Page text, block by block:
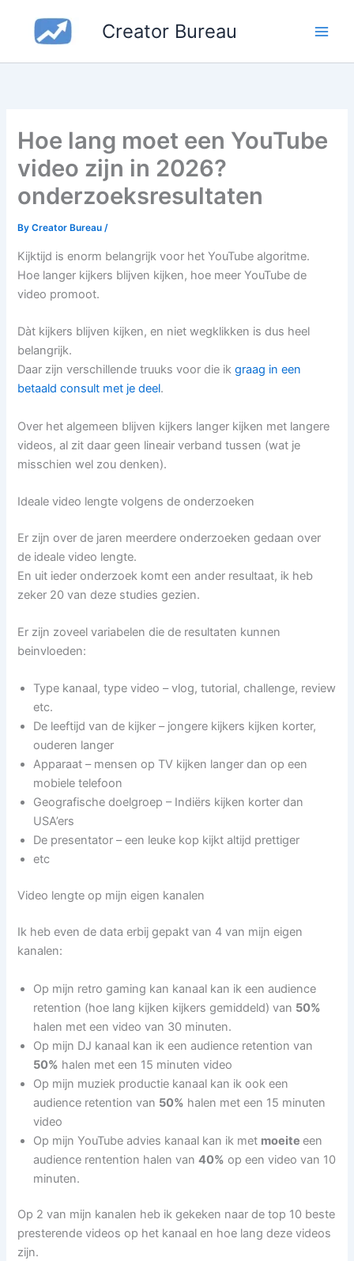
content
Creator Bureau
Hoe lang moet een YouTube
video zijn in 2026?
onderzoeksresultaten
ByCreator Bureau/
Kijktijd is enorm belangrijk voor het YouTube algoritme.
Hoe langer kijkers blijven kijken, hoe meer YouTube de
video promoot.
Dàt kijkers blijven kijken, en niet wegklikken is dus heel
belangrijk.
Daar zijn verschillende truuks voor die ikgraag in een
betaald consult met je deel.
Over het algemeen blijven kijkers langer kijken met langere
videos, al zit daar geen lineair verband tussen (wat je
misschien wel zou denken).
Ideale video lengte volgens de onderzoeken
Er zijn over de jaren meerdere onderzoeken gedaan over
de ideale video lengte.
En uit ieder onderzoek komt een ander resultaat, ik heb
zeker 20 van deze studies gezien.
Er zijn zoveel variabelen die de resultaten kunnen
beinvloeden:
Type kanaal, type video – vlog, tutorial, challenge, review
etc.
De leeftijd van de kijker – jongere kijkers kijken korter,
ouderen langer
Apparaat – mensen op TV kijken langer dan op een
mobiele telefoon
Geografische doelgroep – Indiërs kijken korter dan
USA’ers
De presentator – een leuke kop kijkt altijd prettiger
etc
Video lengte op mijn eigen kanalen
Ik heb even de data erbij gepakt van 4 van mijn eigen
kanalen:
Op mijn retro gaming kan kanaal kan ik een audience
retention (hoe lang kijken kijkers gemiddeld) van 50%
halen met een video van 30 minuten.
Op mijn DJ kanaal kan ik een audience retention van
50% halen met een 15 minuten video
Op mijn muziek productie kanaal kan ik ook een
audience retention van 50% halen met een 15 minuten
video
Op mijn YouTube advies kanaal kan ik met moeiteeen
audience rentention halen van40% op een video van 10
minuten.
Op 2 van mijn kanalen heb ik gekeken naar de top 10 beste
presterende videos op het kanaal en hoe lang deze videos
zijn.